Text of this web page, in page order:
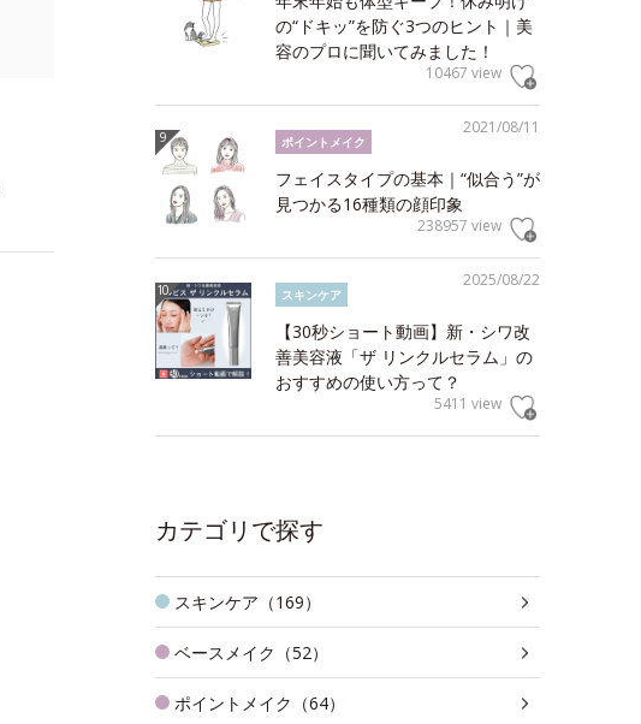
の“ドキッ”を防ぐ3つのヒント｜美
容のプロに聞いてみました！
10467 view
2021/08/11
ポイントメイク
フェイスタイプの基本｜“似合う”が
見つかる16種類の顔印象
238957 view
2025/08/22
スキンケア
【30秒ショート動画】新・シワ改
善美容液「ザ リンクルセラム」の
おすすめの使い方って？
5411 view
カテゴリで探す
スキンケア（169）
ベースメイク（52）
ポイントメイク（64）